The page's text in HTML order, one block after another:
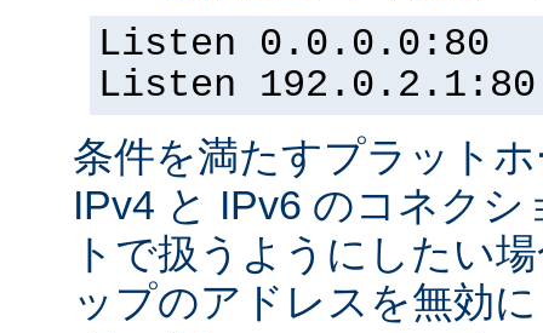
Listen 0.0.0.0:80
Listen 192.0.2.1:80
条件を満たすプラット
IPv4 と IPv6 のコネク
トで扱うようにしたい
ップのアドレスを無効